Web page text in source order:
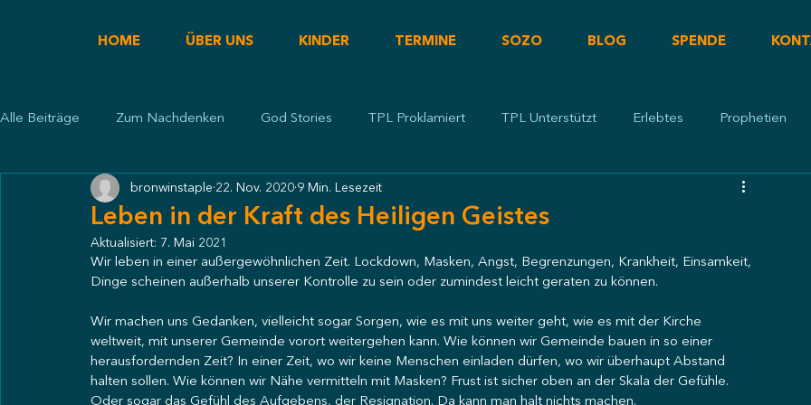
HOME ÜBER UNS KINDER TERMINE SOZO BLOG SPENDE
Alle Beiträge Zum Nachdenken God Stories TPL Proklamiert TPL Unterstützt Erlebtes Prophetien
Leben in der Kraft des Heiligen Geistes
bronwinstaple 22. Nov. 2020 9 Min. Lesezeit
Aktualisiert: 7. Mai 2021
Wir leben in einer außergewöhnlichen Zeit. Lockdown, Masken, Angst, Begrenzungen, Krankheit, Einsamkeit,
Dinge scheinen außerhalb unserer Kontrolle zu sein oder zumindest leicht geraten zu können.
Wir machen uns Gedanken, vielleicht sogar Sorgen, wie es mit uns weiter geht, wie es mit der Kirche
weltweit, mit unserer Gemeinde vorort weitergehen kann. Wie können wir Gemeinde bauen in so einer
herausfordernden Zeit? In einer Zeit, wo wir keine Menschen einladen dürfen, wo wir überhaupt Abstand
halten sollen. Wie können wir Nähe vermitteln mit Masken? Frust ist sicher oben an der Skala der Gefühle.
Oder sogar das Gefühl des Aufgebens, der Resignation. Da kann man halt nichts machen.